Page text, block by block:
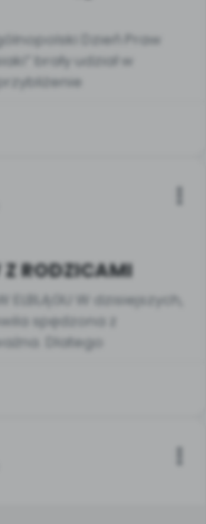
Dzień Praw
brały udział w
RODZICAMI
ELBLĄGU W dzisiejszych,
spędzona z
Dlatego